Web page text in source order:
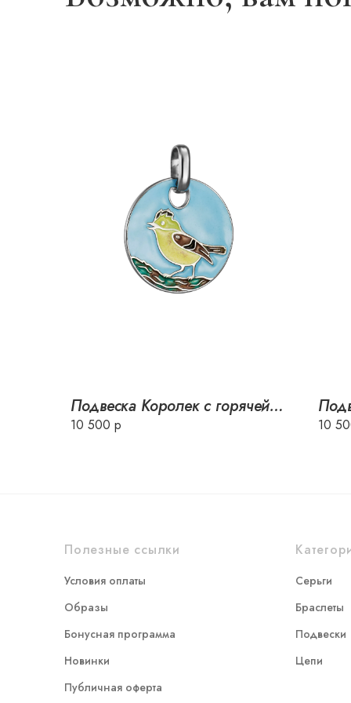
Подвеска Королек с горячей эмалью
10 500 р 10
Полезные ссылки
Условия оплаты
Образы
Бонусная программа
Новинки
Публичная оферта
Серьги
Браслеты
Подвески
Цепи